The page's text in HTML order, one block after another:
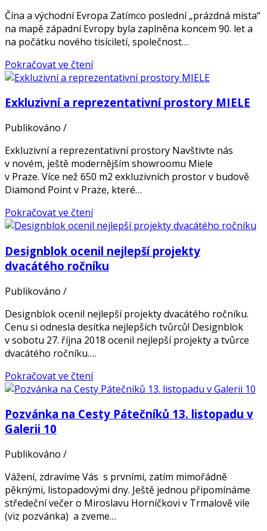
Čína a východní Evropa Zatímco poslední „prázdná místa“
na mapě západní Evropy byla zaplněna koncem 90. let a
na počátku nového tisíciletí, společnost…
Pokračovat ve čtení
Exkluzivní a reprezentativní prostory MIELE
Publikováno /
Exkluzivní a reprezentativní prostory Navštivte nás
v novém, ještě modernějším showroomu Miele
v Praze. Více než 650 m2 exkluzivních prostor v budově
Diamond Point v Praze, které…
Pokračovat ve čtení
Designblok ocenil nejlepší projekty
dvacátého ročníku
Publikováno /
Designblok ocenil nejlepší projekty dvacátého ročníku.
Cenu si odnesla desítka nejlepších tvůrců! Designblok
v sobotu 27. října 2018 ocenil nejlepší projekty a tvůrce
dvacátého ročníku….
Pokračovat ve čtení
Pozvánka na Cesty Pátečníků 13. listopadu v
Galerii 10
Publikováno /
Vážení, zdravíme Vás s prvními, zatím mimořádně
pěknými, listopadovými dny. Ještě jednou připomínáme
středeční večer o Miroslavu Horníčkovi v Trmalově vile
(viz pozvánka) a zveme…